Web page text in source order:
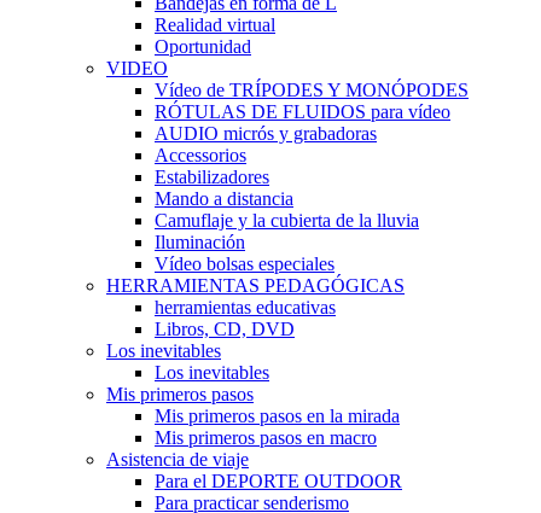
Realidad virtual
Oportunidad
VIDEO
Vídeo de TRÍPODES Y MONÓPODES
RÓTULAS DE FLUIDOS para vídeo
AUDIO micrós y grabadoras
Accessorios
Estabilizadores
Mando a distancia
Camuflaje y la cubierta de la lluvia
Iluminación
Vídeo bolsas especiales
HERRAMIENTAS PEDAGÓGICAS
herramientas educativas
Libros, CD, DVD
Los inevitables
Los inevitables
Mis primeros pasos
Mis primeros pasos en la mirada
Mis primeros pasos en macro
Asistencia de viaje
Para el DEPORTE OUTDOOR
Para practicar senderismo